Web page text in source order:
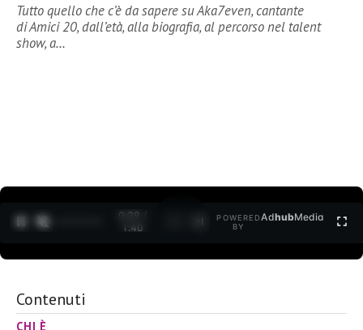
Tutto quello che c’è da sapere su Aka7even, cantante
di Amici 20, dall’età, alla biografia, al percorso nel talent
show, a…
0:30 /
1:40
POWERED
BY
AdhubMedia
Contenuti
CHI È